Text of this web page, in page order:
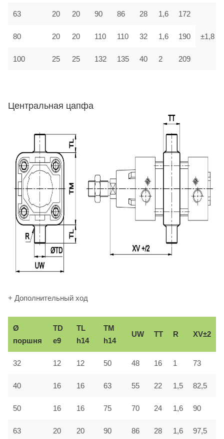
63 20 20 90 86 28 1,6 172
±1,8
80 20 20 110 110 32 1,6 190
100 25 25 132 135 40 2 209
Центральная цапфа
+ Дополнительный ход
Ø
поршня
TD
e9
TL
h14
TM
h14
UW TT R XV±2
32 12 12 50 48 16 1 73
40 16 16 63 55 22 1,5 82,5
50 16 16 75 70 24 1,6 90
63 20 20 90 86 28 1,6 97,5